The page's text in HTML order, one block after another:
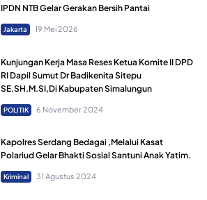
IPDN NTB Gelar Gerakan Bersih Pantai
Jakarta 19 Mei 2026
Kunjungan Kerja Masa Reses Ketua Komite II DPD
RI Dapil Sumut Dr Badikenita Sitepu
SE.SH.M.SI,Di Kabupaten Simalungun
POLITIK 6 November 2024
Kapolres Serdang Bedagai ,Melalui Kasat
Polariud Gelar Bhakti Sosial Santuni Anak Yatim.
Kriminal 31 Agustus 2024